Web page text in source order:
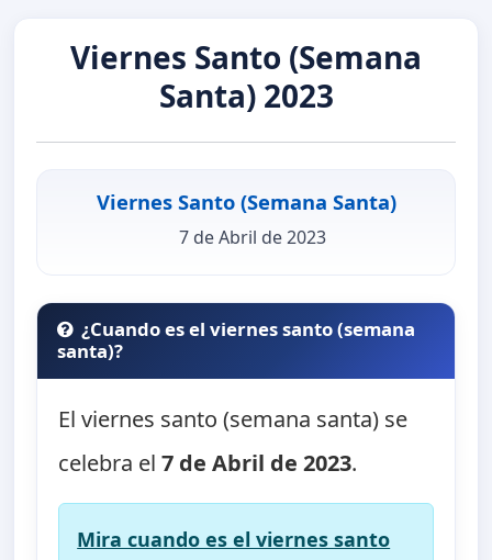
Viernes Santo (Semana
Santa) 2023
Viernes Santo (Semana Santa)
7 de Abril de 2023
¿Cuando es el viernes santo (semana
santa)?
El viernes santo (semana santa) se
celebra el7 de Abril de 2023.
Mira cuando es el viernes santo